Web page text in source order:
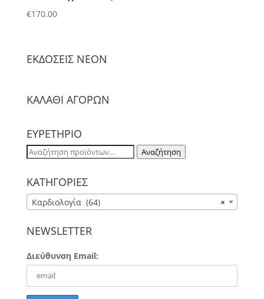
€170.00
ΕΚΔΟΣΕΙΣ NΕΟΝ
ΚΑΛΑΘΙ ΑΓΟΡΩΝ
ΕΥΡΕΤΗΡΙΟ
Αναζήτηση
Αναζήτηση
ΚΑΤΗΓΟΡΙΕΣ
×
Καρδιολογία (64)
NEWSLETTER
Διεύθυνση Email: